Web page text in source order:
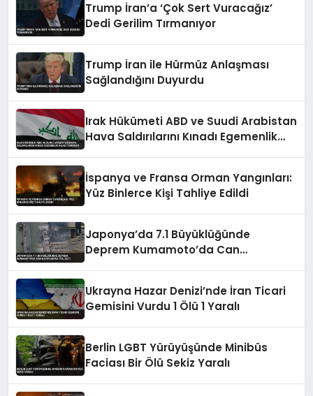
Trump İran’a ‘Çok Sert Vuracağız’
Dedi Gerilim Tırmanıyor
Trump İran ile Hürmüz Anlaşması
Sağlandığını Duyurdu
Irak Hükümeti ABD ve Suudi Arabistan
Hava Saldırılarını Kınadı Egemenlik
İspanya ve Fransa Orman Yangınları:
Yüz Binlerce Kişi Tahliye Edildi
Japonya’da 7.1 Büyüklüğünde
Deprem Kumamoto’da Can
Ukrayna Hazar Denizi’nde İran Ticari
Gemisini Vurdu 1 Ölü 1 Yaralı
Berlin LGBT Yürüyüşünde Minibüs
Faciası Bir Ölü Sekiz Yaralı